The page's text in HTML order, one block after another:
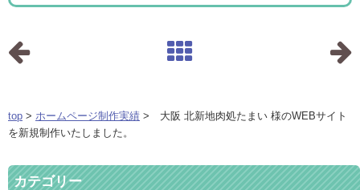
top > ホームページ制作実績 > 大阪 北新地肉処たまい 様のWEBサイト
を新規制作いたしました。
カテゴリー